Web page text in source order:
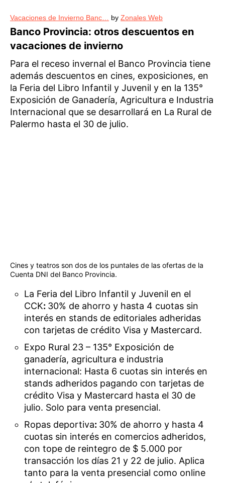
Vacaciones de Invierno Banc… by Zonales Web
Banco Provincia: otros descuentos en
vacaciones de invierno
Para el receso invernal el Banco Provincia tiene
además descuentos en cines, exposiciones, en
la Feria del Libro Infantil y Juvenil y en la 135°
Exposición de Ganadería, Agricultura e Industria
Internacional que se desarrollará en La Rural de
Palermo hasta el 30 de julio.
Cines y teatros son dos de los puntales de las ofertas de la
Cuenta DNI del Banco Provincia.
La Feria del Libro Infantil y Juvenil en el
CCK: 30% de ahorro y hasta 4 cuotas sin
interés en stands de editoriales adheridas
con tarjetas de crédito Visa y Mastercard.
Expo Rural 23 – 135° Exposición de
ganadería, agricultura e industria
internacional: Hasta 6 cuotas sin interés en
stands adheridos pagando con tarjetas de
crédito Visa y Mastercard hasta el 30 de
julio. Solo para venta presencial.
Ropas deportiva: 30% de ahorro y hasta 4
cuotas sin interés en comercios adheridos,
con tope de reintegro de $ 5.000 por
transacción los días 21 y 22 de julio. Aplica
tanto para la venta presencial como online